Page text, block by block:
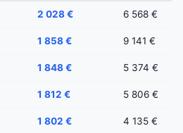
2 028 € 6 568 €
1 858 € 9 141 €
1 848 € 5 374 €
1 812 € 5 806 €
1 802 € 4 135 €